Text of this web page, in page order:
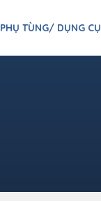
PHỤ TÙNG/ DỤNG CỤ